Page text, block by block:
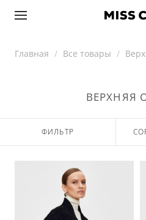
Главная Все товары
ВЕРХНЯЯ
ФИЛЬТР